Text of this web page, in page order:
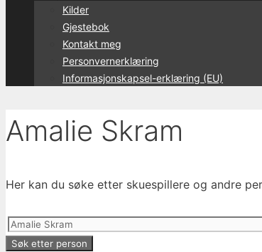
Kilder
Gjestebok
Kontakt meg
Personvernerklæring
Informasjonskapsel-erklæring (EU)
Amalie Skram
Her kan du søke etter skuespillere og andre